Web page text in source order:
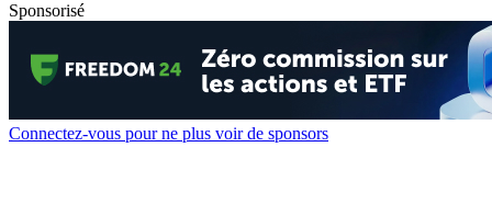
Sponsorisé
Connectez-vous pour ne plus voir de sponsors